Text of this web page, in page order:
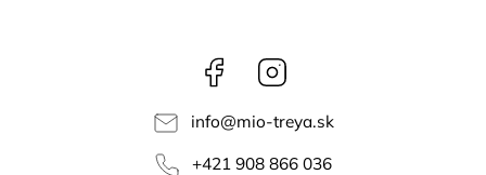
Facebook
info@mio-treya.sk
+421 908 866 036